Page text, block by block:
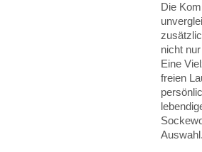
Die
nicht
Eine
freien
Auswahl.